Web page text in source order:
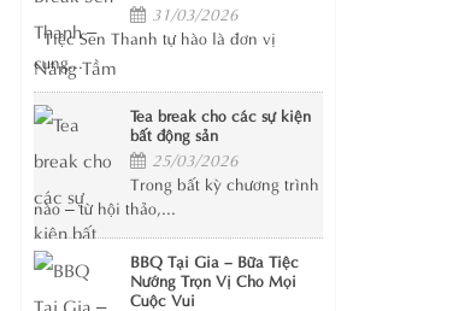
31/03/2026
Tiệc Sen Thanh tự hào là đơn vị
cung...
Tea break cho các sự kiện
bất động sản
25/03/2026
Trong bất kỳ chương trình
nào – từ hội thảo,...
BBQ Tại Gia – Bữa Tiệc
Nướng Trọn Vị Cho Mọi
Cuộc Vui